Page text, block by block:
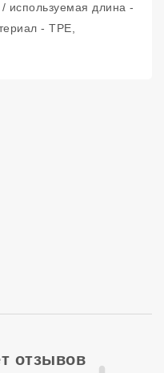
используемая длина -
- TPE,
отзывов